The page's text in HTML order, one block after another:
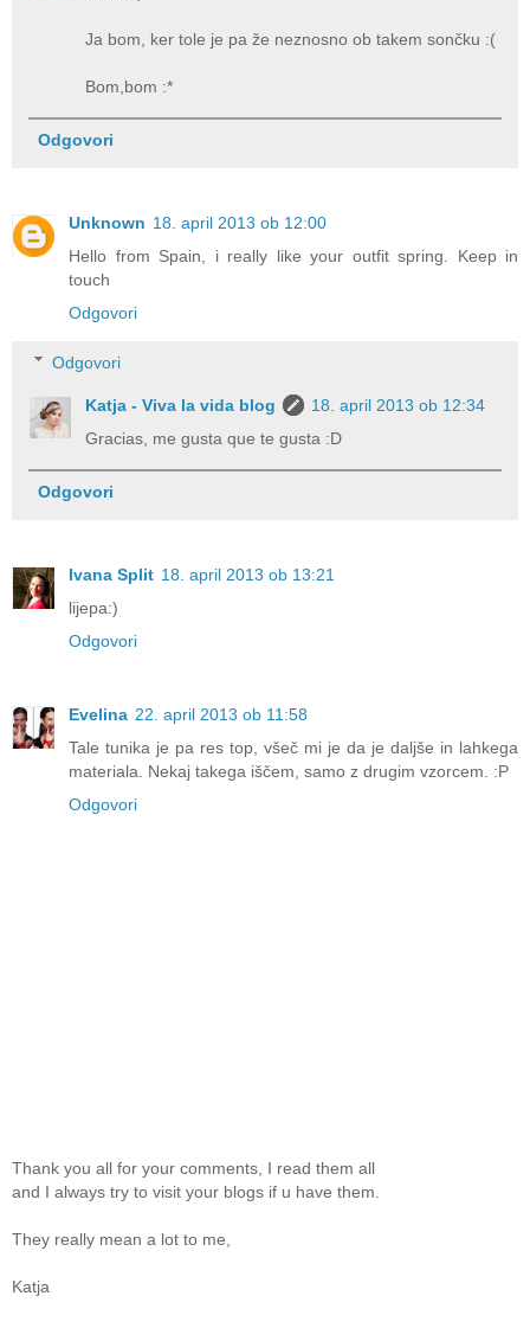
Ja bom, ker tole je pa že neznosno ob takem sončku :(
Bom,bom :*
Odgovori
Unknown 18. april 2013 ob 12:00
Hello from Spain, i really like your outfit spring. Keep in
touch
Odgovori
Odgovori
Katja - Viva la vida blog
18. april 2013 ob 12:34
Gracias, me gusta que te gusta :D
Odgovori
Ivana Split 18. april 2013 ob 13:21
lijepa:)
Odgovori
Evelina 22. april 2013 ob 11:58
Tale tunika je pa res top, všeč mi je da je daljše in lahkega
materiala. Nekaj takega iščem, samo z drugim vzorcem. :P
Odgovori
Thank you all for your comments, I read them all
and I always try to visit your blogs if u have them.
They really mean a lot to me,
Katja